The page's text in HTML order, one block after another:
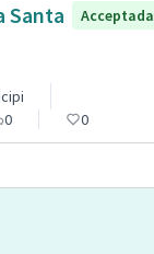
Santa
Acceptada
0 0